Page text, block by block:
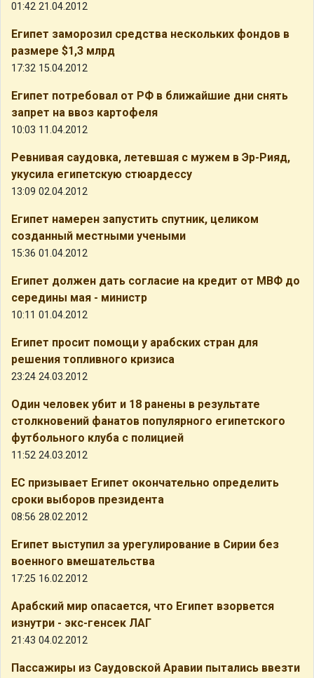
01:42 21.04.2012
Египет заморозил средства нескольких фондов в
размере $1,3 млрд
17:32 15.04.2012
Египет потребовал от РФ в ближайшие дни снять
запрет на ввоз картофеля
10:03 11.04.2012
Ревнивая саудовка, летевшая с мужем в Эр-Рияд,
укусила египетскую стюардессу
13:09 02.04.2012
Египет намерен запустить спутник, целиком
созданный местными учеными
15:36 01.04.2012
Египет должен дать согласие на кредит от МВФ до
середины мая - министр
10:11 01.04.2012
Египет просит помощи у арабских стран для
решения топливного кризиса
23:24 24.03.2012
Один человек убит и 18 ранены в результате
столкновений фанатов популярного египетского
футбольного клуба с полицией
11:52 24.03.2012
ЕС призывает Египет окончательно определить
сроки выборов президента
08:56 28.02.2012
Египет выступил за урегулирование в Сирии без
военного вмешательства
17:25 16.02.2012
Арабский мир опасается, что Египет взорвется
изнутри - экс-генсек ЛАГ
21:43 04.02.2012
Пассажиры из Саудовской Аравии пытались ввезти